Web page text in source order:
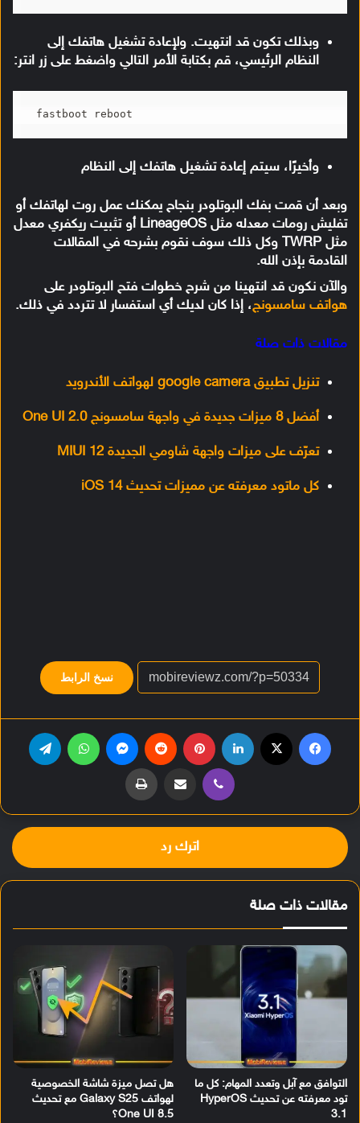
وبذلك تكون قد انتهيت. ولإعادة تشغيل هاتفك إلى
النظام الرئيسي، قم بكتابة الأمر التالي واضغط على زر انتر:
fastboot reboot
وأخيرًا، سيتم إعادة تشغيل هاتفك إلى النظام
وبعد أن قمت بفك البوتلودر بنجاح يمكنك عمل روت لهاتفك أو
تفليش رومات معدله مثل LineageOS أو تثبيت ريكفري معدل
مثل TWRP وكل ذلك سوف نقوم بشرحه في المقالات
القادمة بإذن الله.
والآن نكون قد انتهينا من شرح خطوات فتح البوتلودر على
هواتف سامسونج، إذا كان لديك أي استفسار لا تتردد في ذلك.
مقالات ذات صلة
تنزيل تطبيق google camera لهواتف الأندرويد
أفضل 8 ميزات جديدة في واجهة سامسونج One UI 2.0
تعرّف على ميزات واجهة شاومي الجديدة MIUI 12
كل ماتود معرفته عن مميزات تحديث iOS 14
نسخ الرابط
ڤايبر مشاركة عبر البريد طباعة
اترك رد
مقالات ذات صلة
التوافق مع آبل وتعدد المهام: كل ما
تود معرفته عن تحديث HyperOS
3.1
هل تصل ميزة شاشة الخصوصية
لهواتف Galaxy S25 مع تحديث
One UI 8.5؟